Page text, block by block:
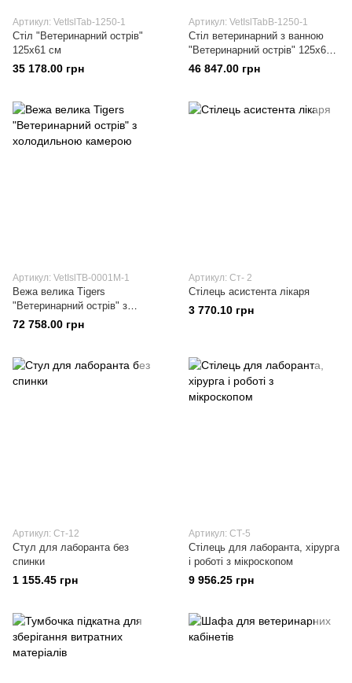
Артикул: VetIslTab-1250-1
Стіл "Ветеринарний острів"
125х61 см
35 178.00 грн
Артикул: VetIslTabВ-1250-1
Стіл ветеринарний з ванною
"Ветеринарний острів" 125х61
см
46 847.00 грн
Артикул: VetIslTB-0001М-1
Вежа велика Tigers
"Ветеринарний острів" з
холодильною камерою
72 758.00 грн
Артикул: Ст- 2
Стілець асистента лікаря
3 770.10 грн
Артикул: Ст-12
Стул для лаборанта без
спинки
1 155.45 грн
Артикул: СТ-5
Стілець для лаборанта, хірурга
і роботі з мікроскопом
9 956.25 грн